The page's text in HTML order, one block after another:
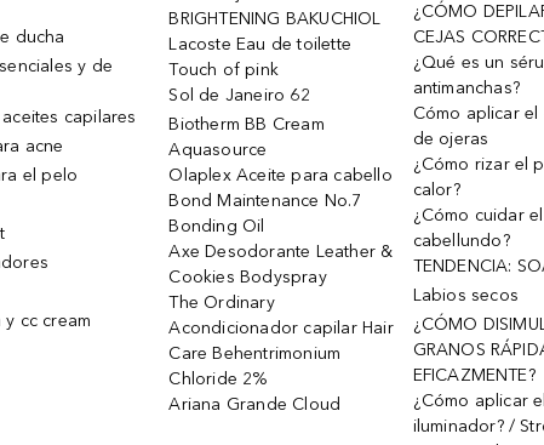
ducha
y de
capilares
acne
el pelo
y cc cream
BRIGHTENING BAKUCHIOL
Lacoste Eau de toilette
Touch of pink
Sol de Janeiro 62
Biotherm BB Cream
Aquasource
Olaplex Aceite para cabello
Bond Maintenance No.7
Bonding Oil
Axe Desodorante Leather &
Cookies Bodyspray
The Ordinary
Acondicionador capilar Hair
Care Behentrimonium
Chloride 2%
Ariana Grande Cloud
¿CÓMO
CEJAS
¿Qué es un
antimanchas?
Cómo aplicar
de ojeras
¿Cómo rizar el
calor?
¿Cómo cuidar
cabellundo?
TENDENCIA:
Labios secos
¿CÓMO
GRANOS
EFICAZMENTE?
¿Cómo aplicar el
iluminador? /